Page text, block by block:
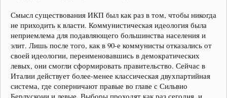
Смысл существования ИКП был как раз в том, чтобы никогда
не приходить к власти. Коммунистическая идеология была
неприемлема для подавляющего большинства населения и
элит. Лишь после того, как в 90-е коммунисты отказались от
своей идеологии, переименовавшись в демократических
левых, они смогли сформировать правительство. Сейчас в
Италии действует более-менее классическая двухпартийная
система, где соперничают правые во главе с Сильвио